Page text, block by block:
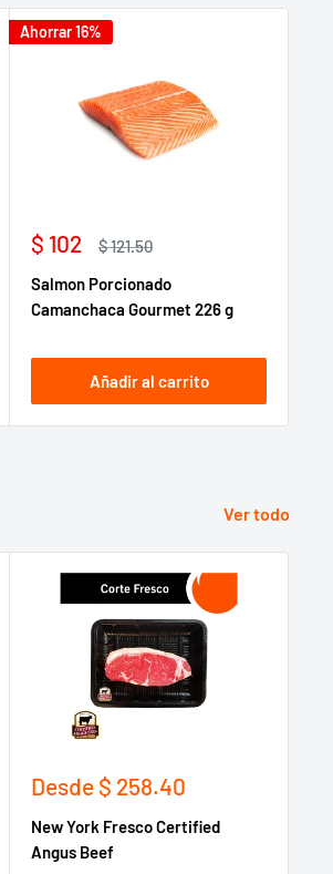
Ahorrar 16%
Precio
venta
$ 102
Precio
$ 121.50
Salmon Porcionado
Camanchaca Gourmet 226 g
Añadir al carrito
Ver todo
Precio
venta
Desde $ 258.40
New York Fresco Certified
Angus Beef